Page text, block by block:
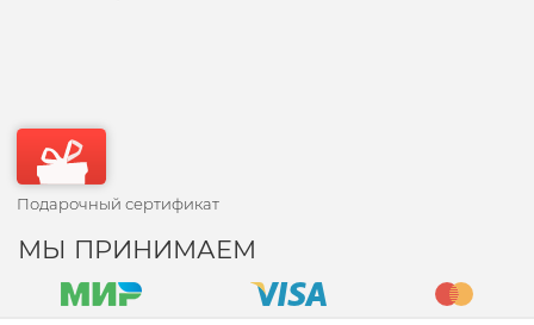
Подарочный сертификат
МЫ ПРИНИМАЕМ